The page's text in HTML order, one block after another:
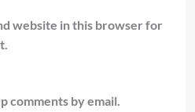
website in this browser for
comments by email.